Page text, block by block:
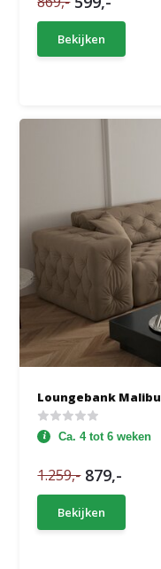
Bekijken
Loungebank Malibu
Ca. 4 tot 6 weken
1.259,- 879,-
Bekijken